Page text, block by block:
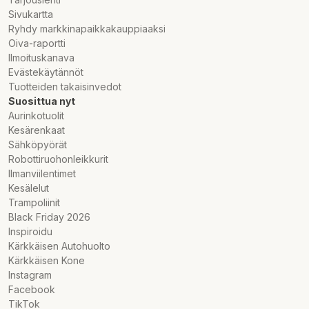
Sivukartta
Ryhdy markkinapaikkakauppiaaksi
Oiva-raportti
Ilmoituskanava
Evästekäytännöt
Tuotteiden takaisinvedot
Suosittua nyt
Aurinkotuolit
Kesärenkaat
Sähköpyörät
Robottiruohonleikkurit
Ilmanviilentimet
Kesälelut
Trampoliinit
Black Friday 2026
Inspiroidu
Kärkkäisen Autohuolto
Kärkkäisen Kone
Instagram
Facebook
TikTok